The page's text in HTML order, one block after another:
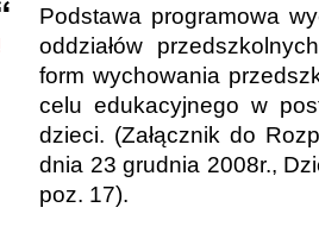
Podstawa programowa
oddziałów
form wychowania
celu edukacyjnego w
dzieci. (Załącznik do
dnia 23 grudnia 2008r.,
poz. 17).